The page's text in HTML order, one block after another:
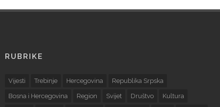
RUBRIKE
Vijesti Trebinje Hercegovina Republika Srpska
Bosna i Hercegovina Region Svijet Društvo Kultura